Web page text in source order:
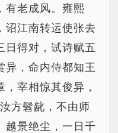
有老成风。雍熙
诏江南转运使张去
日得对，试诗赋五
异，命内侍都知王
宰相惊其俊异，
方髫龀，不由师
越景绝尘，一日千